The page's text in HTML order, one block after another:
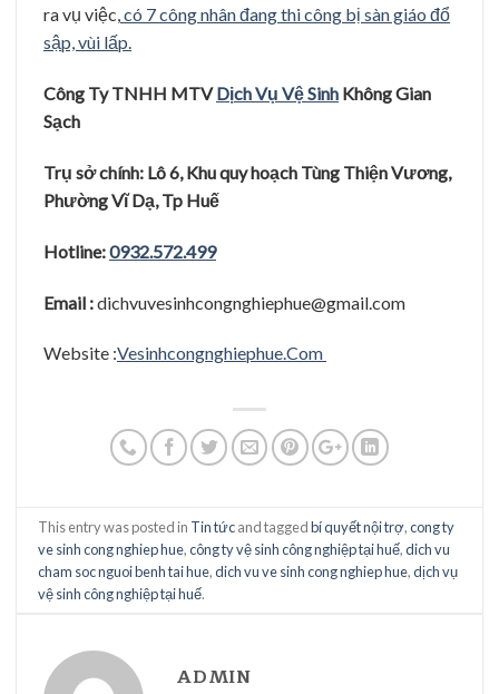
ra vụ việc,có 7 công nhân đang thi công bị sàn giáo đổ
sập, vùi lấp.
Công Ty TNHH MTVDịch Vụ VệSinh Không Gian
Sạch
Trụ sởchính: Lô 6, Khu quy hoạch Tùng Thiện Vương,
Phường VĩDạ, Tp Huê
Hotline:0932.572.499
Email :dichvuvesinhcongnghiephue@gmail.com
Website :Vesinhcongnghiephue.Com
This entry was posted in Tin tứcand taggedbí quyết nội trợ,cong ty
ve sinh cong nghiep hue,công ty vệ sinh công nghiệp tại huế,dich vu
cham soc nguoi benh tai hue,dich vu ve sinh cong nghiep hue,dịch vụ
vệ sinh công nghiệp tại huế.
ADMIN